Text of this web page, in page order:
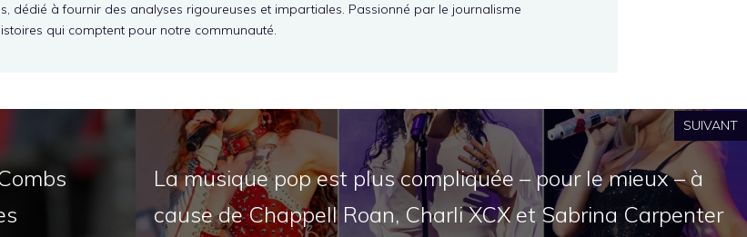
dédié à fournir des analyses rigoureuses et impartiales. Passionné par le journalisme
qui comptent pour notre communauté.
SUIVANT
La musique pop est plus compliquée – pour le mieux – à
cause de Chappell Roan, Charli XCX et Sabrina Carpenter